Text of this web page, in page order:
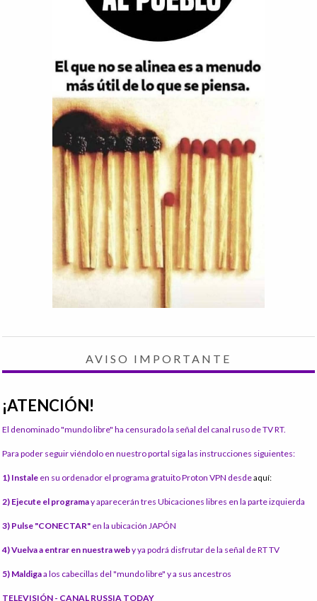
AVISO IMPORTANTE
¡ATENCIÓN!
El denominado "mundo libre" ha censurado la señal del canal ruso de TV RT.
Para poder seguir viéndolo en nuestro portal siga las instrucciones siguientes:
1) Instale en su ordenador el programa gratuito Proton VPN desdeaquí:
2) Ejecute el programay aparecerán tres Ubicaciones libres en la parte izquierda
3) Pulse "CONECTAR" en la ubicación JAPÓN
4) Vuelva a entrar en nuestra weby ya podrá disfrutar de la señal de RT TV
5) Maldigaa los cabecillas del "mundo libre" y a sus ancestros
TELEVISIÓN - CANAL RUSSIA TODAY